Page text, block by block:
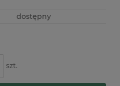
dostępny
szt.